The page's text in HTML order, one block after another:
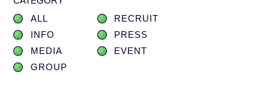
ALL
RECRUIT
INFO
PRESS
MEDIA
EVENT
GROUP